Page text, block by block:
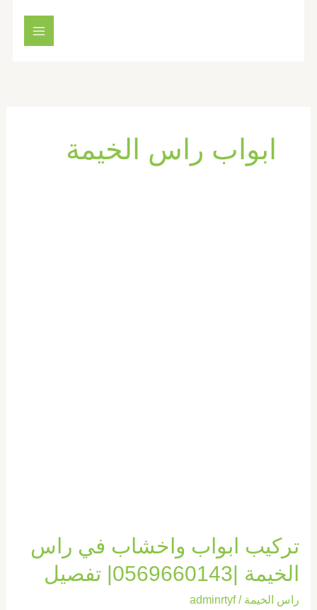
ابواب راس الخيمة
تركيب ابواب واخشاب في راس
الخيمة |0569660143| تفصيل
راس الخيمة /
adminrtyf